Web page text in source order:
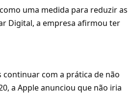
uma medida para reduzir as
Digital, a empresa afirmou ter
continuar com a prática de não
a Apple anunciou que não iria